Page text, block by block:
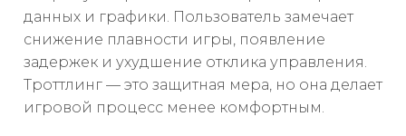
данных и графики. Пользователь замечает
снижение плавности игры, появление
задержек и ухудшение отклика управления.
Троттлинг — это защитная мера, но она делает
игровой процесс менее комфортным.